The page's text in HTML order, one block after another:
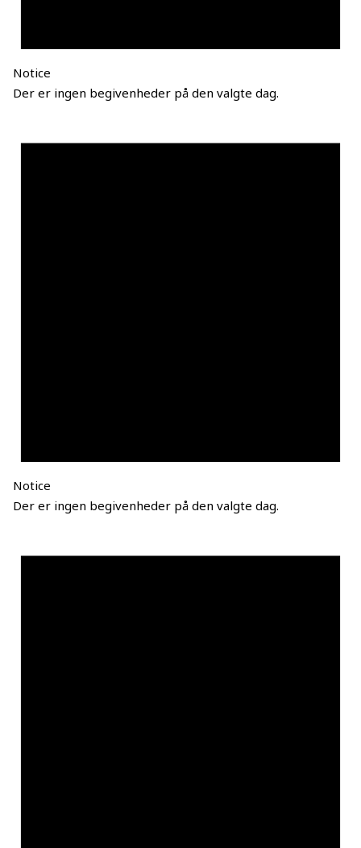
Notice
Der er ingen begivenheder på den valgte dag.
Notice
Der er ingen begivenheder på den valgte dag.